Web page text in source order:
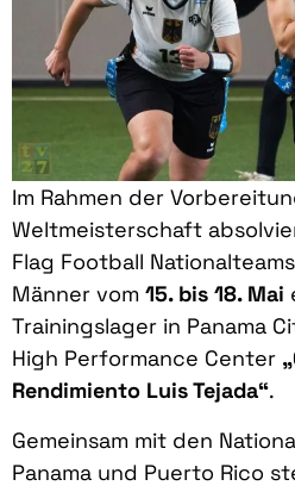
Im Rahmen der
Weltmeisterschaft
Flag Football
Männer vom 15. bis 18. Mai
Trainingslager in Panama
High Performance Center
Rendimiento Luis Tejada“.
Gemeinsam mit den
Panama und Puerto Rico